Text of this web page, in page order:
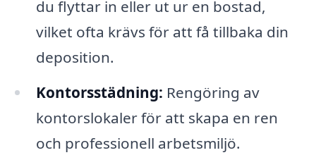
du flyttar in eller ut ur en bostad,
vilket ofta krävs för att få tillbaka din
deposition.
Kontorsstädning: Rengöring av
kontorslokaler för att skapa en ren
och professionell arbetsmiljö.